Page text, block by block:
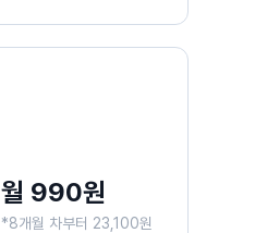
월 990원
*8개월 차부터 23,100원